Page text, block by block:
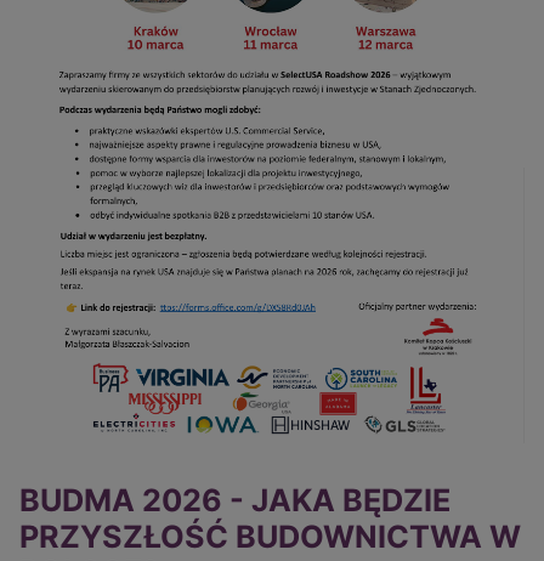
BUDMA 2026 - JAKA BĘDZIE
PRZYSZŁOŚĆ BUDOWNICTWA W